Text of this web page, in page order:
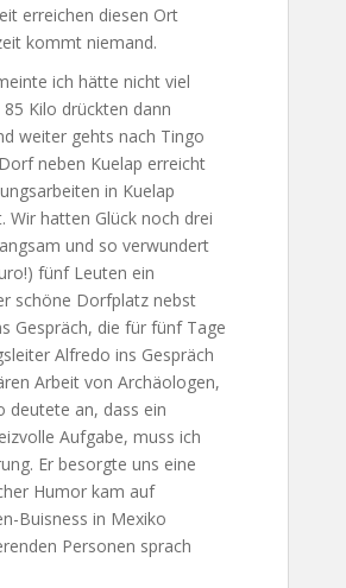
erreichen diesen Ort
kommt niemand.
ich hätte nicht viel
Kilo drückten dann
weiter gehts nach Tingo
neben Kuelap erreicht
in Kuelap
hatten Glück noch drei
und so verwundert
fünf Leuten ein
schöne Dorfplatz nebst
Gespräch, die für fünf Tage
Alfredo ins Gespräch
Arbeit von Archäologen,
deutete an, dass ein
Aufgabe, muss ich
Er besorgte uns eine
Humor kam auf
Buisness in Mexiko
Personen sprach